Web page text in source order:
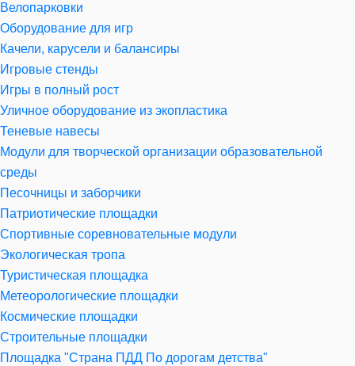
Велопарковки
Оборудование для игр
Качели, карусели и балансиры
Игровые стенды
Игры в полный рост
Уличное оборудование из экопластика
Теневые навесы
Модули для творческой организации образовательной
среды
Песочницы и заборчики
Патриотические площадки
Спортивные соревновательные модули
Экологическая тропа
Туристическая площадка
Метеорологические площадки
Космические площадки
Строительные площадки
Площадка "Страна ПДД По дорогам детства"